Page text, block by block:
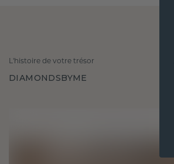
L'histoire de votre trésor
DIAMONDSBYME